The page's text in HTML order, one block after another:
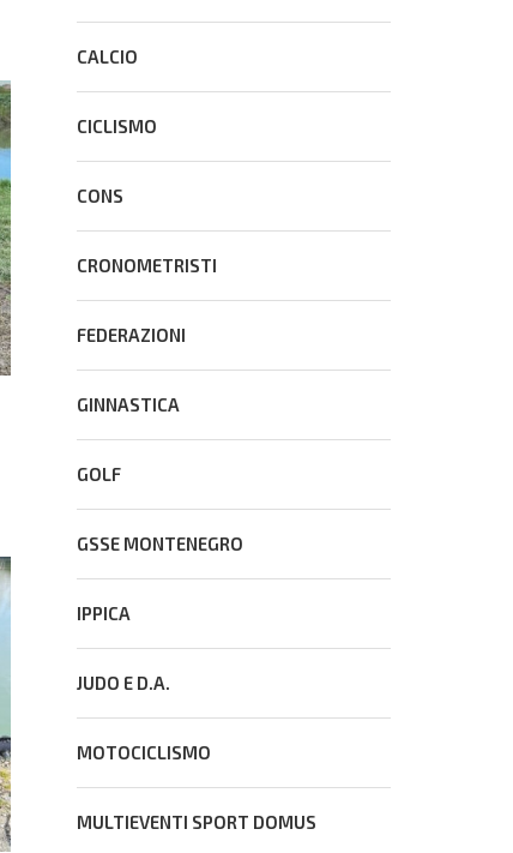
CALCIO
CICLISMO
CONS
CRONOMETRISTI
FEDERAZIONI
GINNASTICA
GOLF
GSSE MONTENEGRO
IPPICA
JUDO E D.A.
MOTOCICLISMO
MULTIEVENTI SPORT DOMUS